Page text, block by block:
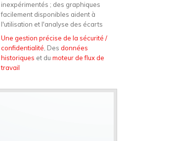
inexpérimentés ; des graphiques
facilement disponibles aident à
l'utilisation et l'analyse des écarts
Une gestion précise de la sécurité /
confidentialité , Des données
historiques et du moteur de flux de
travail